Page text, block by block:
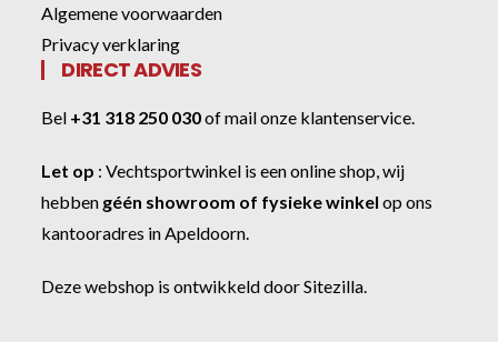
Algemene voorwaarden
Privacy verklaring
DIRECT ADVIES
Bel +31 318 250 030ofmail onze klantenservice.
Let op :Vechtsportwinkel is een online shop, wij
hebben géén showroom of fysieke winkel op ons
kantooradres in Apeldoorn.
Deze webshop is ontwikkeld doorSitezilla.